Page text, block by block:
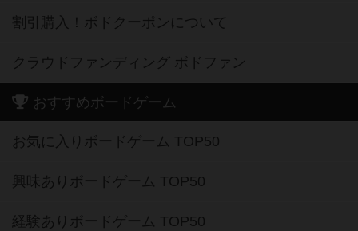
割引購入！ボドクーポンについて
クラウドファンディング ボドファン
おすすめボードゲーム
お気に入りボードゲーム TOP50
興味ありボードゲーム TOP50
経験ありボードゲーム TOP50